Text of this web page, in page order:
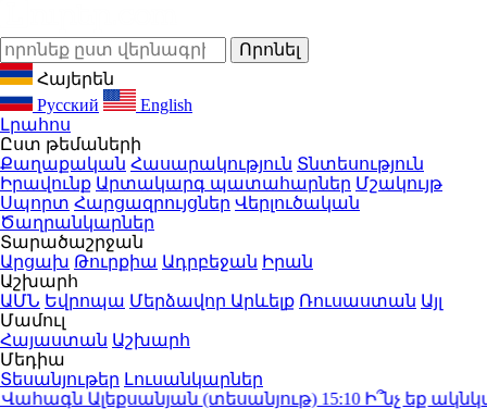
Հայերեն
Русский
English
Լրահոս
Ըստ թեմաների
Քաղաքական Հասարակություն Տնտեսություն
Իրավունք Արտակարգ պատահարներ Մշակույթ
Սպորտ Հարցազրույցներ Վերլուծական
Ծաղրանկարներ
Տարածաշրջան
Արցախ Թուրքիա Ադրբեջան Իրան
Աշխարհ
ԱՄՆ Եվրոպա Մերձավոր Արևելք Ռուսաստան Այլ
Մամուլ
Հայաստան Աշխարհ
Մեդիա
Տեսանյութեր Լուսանկարներ
Ալեքսանյան (տեսանյութ)15:10Ի՞նչ եք